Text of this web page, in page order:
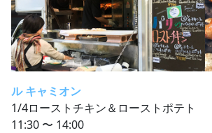
ル キャミオン
1/4ローストチキン＆ローストポテト
11:30 〜 14:00